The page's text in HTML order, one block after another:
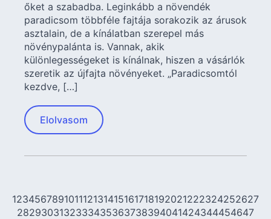
őket a szabadba. Leginkább a növendék
paradicsom többféle fajtája sorakozik az árusok
asztalain, de a kínálatban szerepel más
növénypalánta is. Vannak, akik
különlegességeket is kínálnak, hiszen a vásárlók
szeretik az újfajta növényeket. „Paradicsomtól
kezdve, […]
Elolvasom
123456789101112131415161718192021222324252627
2829303132333435363738394041424344454647